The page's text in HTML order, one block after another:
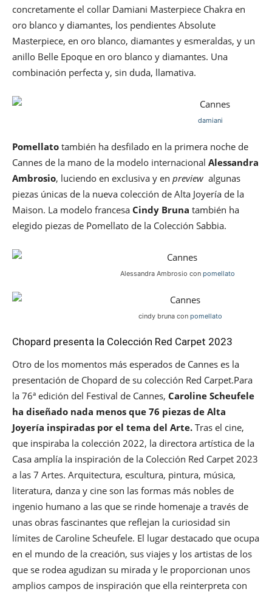
concretamente el collar Damiani Masterpiece Chakra en
oro blanco y diamantes, los pendientes Absolute
Masterpiece, en oro blanco, diamantes y esmeraldas, y un
anillo Belle Epoque en oro blanco y diamantes. Una
combinación perfecta y, sin duda, llamativa.
damiani
Pomellato también ha desfilado en la primera noche de
Cannes de la mano de la modelo internacional Alessandra
Ambrosio, luciendo en exclusiva y en preview algunas
piezas únicas de la nueva colección de Alta Joyería de la
Maison. La modelo francesa Cindy Bruna también ha
elegido piezas de Pomellato de la Colección Sabbia.
Alessandra Ambrosio con pomellato
cindy bruna con pomellato
Chopard presenta la Colección Red Carpet 2023
Otro de los momentos más esperados de Cannes es la
presentación de Chopard de su colección Red Carpet.Para
la 76ª edición del Festival de Cannes, Caroline Scheufele
ha diseñado nada menos que 76 piezas de Alta
Joyería inspiradas por el tema del Arte. Tras el cine,
que inspiraba la colección 2022, la directora artística de la
Casa amplía la inspiración de la Colección Red Carpet 2023
a las 7 Artes. Arquitectura, escultura, pintura, música,
literatura, danza y cine son las formas más nobles de
ingenio humano a las que se rinde homenaje a través de
unas obras fascinantes que reflejan la curiosidad sin
límites de Caroline Scheufele. El lugar destacado que ocupa
en el mundo de la creación, sus viajes y los artistas de los
que se rodea agudizan su mirada y le proporcionan unos
amplios campos de inspiración que ella reinterpreta con